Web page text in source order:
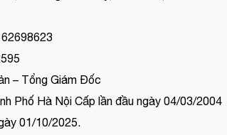
– Tổng Giám Đốc
Phố Hà Nội Cấp lần đầu ngày 04/03/2004
01/10/2025.